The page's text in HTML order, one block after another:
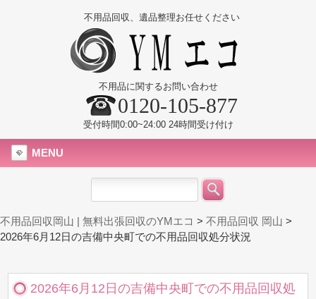
不用品回収、遺品整理お任せください
不用品に関するお問い合わせ
0120-105-877
受付時間0:00~24:00 24時間受け付け
MENU
不用品回収岡山 | 無料出張回収のYMエコ > 不用品回収 岡山 >
2026年6月12日の吉備中央町での不用品回収処分状況
2026年6月12日の吉備中央町での不用品回収処